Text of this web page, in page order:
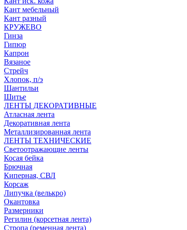
Кант мебельный
Кант разный
КРУЖЕВО
Гинза
Гипюр
Капрон
Вязаное
Стрейч
Хлопок, п/э
Шантильи
Шитье
ЛЕНТЫ ДЕКОРАТИВНЫЕ
Атласная лента
Декоративная лента
Металлизированная лента
ЛЕНТЫ ТЕХНИЧЕСКИЕ
Светоотражающие ленты
Косая бейка
Брючная
Киперная, СВЛ
Корсаж
Липучка (велькро)
Окантовка
Размерники
Регилин (корсетная лента)
Стропа (ременная лента)